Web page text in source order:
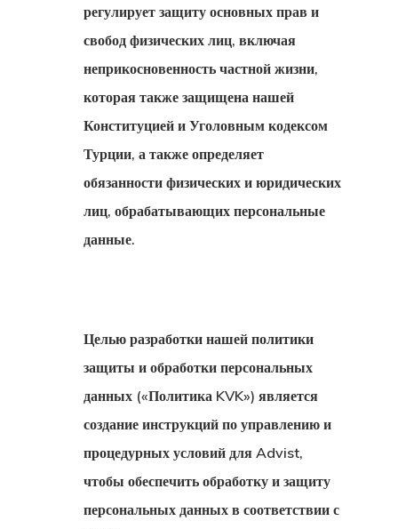
регулирует защиту основных прав и
свобод физических лиц, включая
неприкосновенность частной жизни,
которая также защищена нашей
Конституцией и Уголовным кодексом
Турции, а также определяет
обязанности физических и юридических
лиц, обрабатывающих персональные
данные.
Целью разработки нашей политики
защиты и обработки персональных
данных («Политика KVK») является
создание инструкций по управлению и
процедурных условий для Advist,
чтобы обеспечить обработку и защиту
персональных данных в соответствии с